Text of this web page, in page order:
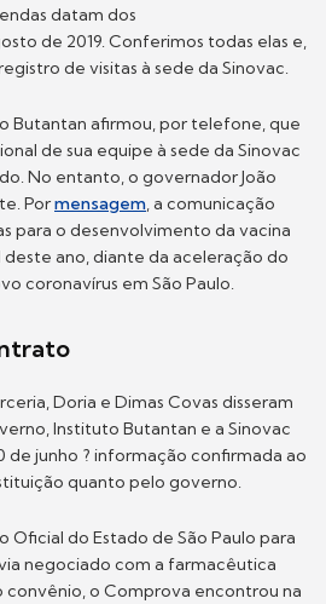
datam dos
de 2019. Conferimos todas elas e,
de visitas à sede da Sinovac.
Butantan afirmou, por telefone, que
de sua equipe à sede da Sinovac
No entanto, o governador João
Pormensagem , a comunicação
para o desenvolvimento da vacina
ano, diante da aceleração do
coronavírus em São Paulo.
Doria e Dimas Covas disseram
Instituto Butantan e a Sinovac
de junho ? informação confirmada ao
quanto pelo governo.
Oficial do Estado de São Paulo para
negociado com a farmacêutica
convênio, o Comprova encontrou na